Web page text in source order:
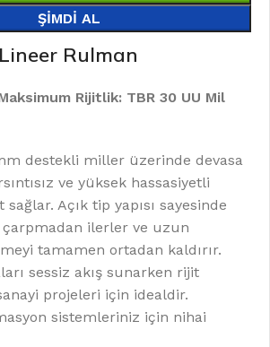
ŞIMDI AL
Rulman
Rijitlik: TBR 30 UU Mil
destekli miller üzerinde devasa
ve yüksek hassasiyetli
Açık tip yapısı sayesinde
ilerler ve uzun
tamamen ortadan kaldırır.
sessiz akış sunarken rijit
projeleri için idealdir.
sistemleriniz için nihai